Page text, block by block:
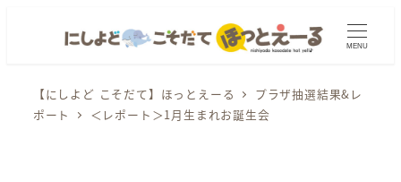
MENU
【にしよど こそだて】ほっとえーる
プラザ抽選結果&レ
ポート
＜レポート＞1月生まれお誕生会